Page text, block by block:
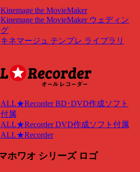
Kinemage the MovieMaker
Kinemage the MovieMaker ウェディン
グ
キネマージュ テンプレ ライブラリ
ALL★Recorder BD･DVD作成ソフト
付属
ALL★Recorder DVD作成ソフト付属
ALL★Recorder